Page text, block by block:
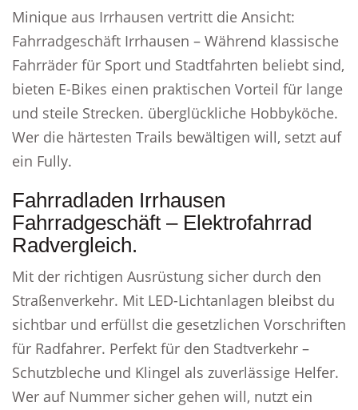
Minique aus Irrhausen vertritt die Ansicht:
Fahrradgeschäft Irrhausen – Während klassische
Fahrräder für Sport und Stadtfahrten beliebt sind,
bieten E-Bikes einen praktischen Vorteil für lange
und steile Strecken. überglückliche Hobbyköche.
Wer die härtesten Trails bewältigen will, setzt auf
ein Fully.
Fahrradladen Irrhausen
Fahrradgeschäft – Elektrofahrrad
Radvergleich.
Mit der richtigen Ausrüstung sicher durch den
Straßenverkehr. Mit LED-Lichtanlagen bleibst du
sichtbar und erfüllst die gesetzlichen Vorschriften
für Radfahrer. Perfekt für den Stadtverkehr –
Schutzbleche und Klingel als zuverlässige Helfer.
Wer auf Nummer sicher gehen will, nutzt ein